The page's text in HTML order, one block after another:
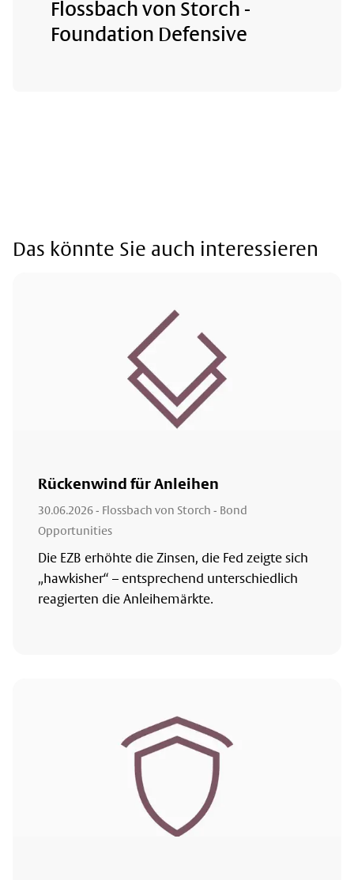
Flossbach von Storch -
Foundation Defensive
Das könnte Sie auch interessieren
Rückenwind für Anleihen
30.06.2026- Flossbach von Storch - Bond
Opportunities
Die EZB erhöhte die Zinsen, die Fed zeigte sich
„hawkisher“ – entsprechend unterschiedlich
reagierten die Anleihemärkte.